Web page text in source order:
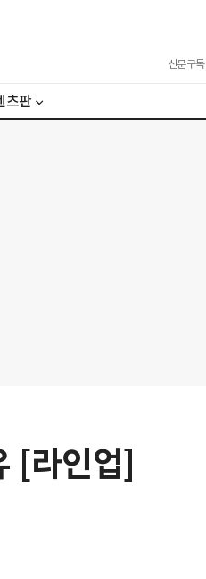
신문구독
츠판
[라인업]